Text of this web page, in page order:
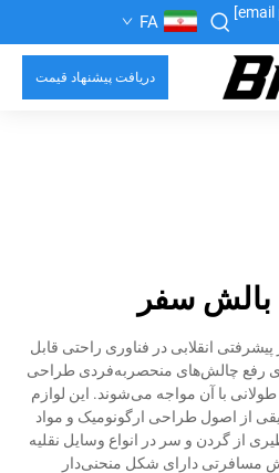
FA
دریافت پیشنهاد قیمت
بالش سفر
انقلابی در فناوری راحتی قابل
رفع چالش‌های منحصربه‌فردی طراحی
با آن مواجه می‌شوند. این لوازم
از اصول طراحی ارگونومیک و مواد
از گردن و سر در انواع وسایل نقلیه
مسافرتی دارای شکل منحنی‌دار